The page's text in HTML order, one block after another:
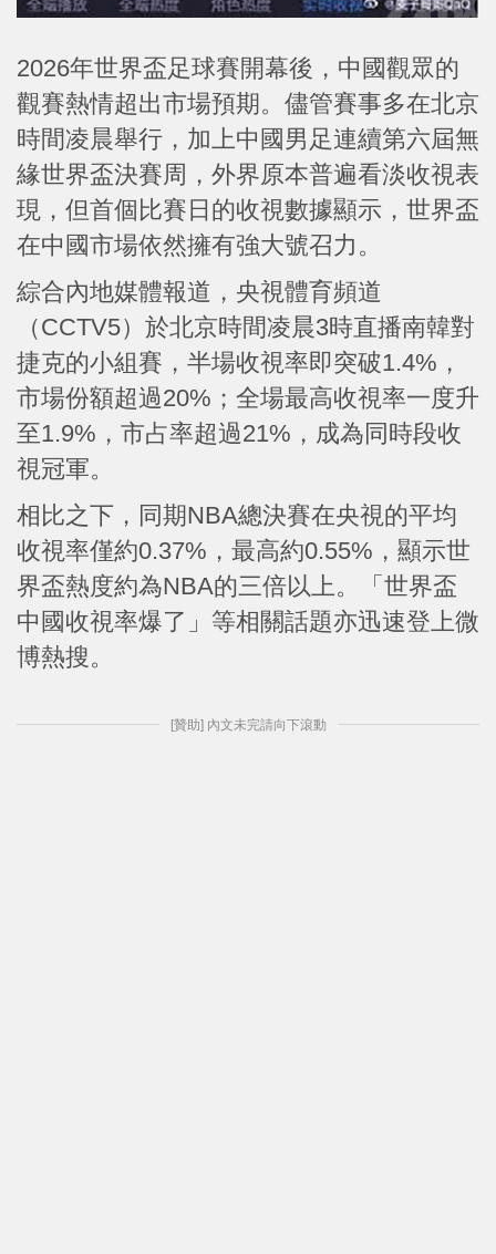
2026年世界盃足球賽開幕後，中國觀眾的
觀賽熱情超出市場預期。儘管賽事多在北京
時間凌晨舉行，加上中國男足連續第六屆無
緣世界盃決賽周，外界原本普遍看淡收視表
現，但首個比賽日的收視數據顯示，世界盃
在中國市場依然擁有強大號召力。
綜合內地媒體報道，央視體育頻道
（CCTV5）於北京時間凌晨3時直播南韓對
捷克的小組賽，半場收視率即突破1.4%，
市場份額超過20%；全場最高收視率一度升
至1.9%，市占率超過21%，成為同時段收
視冠軍。
相比之下，同期NBA總決賽在央視的平均
收視率僅約0.37%，最高約0.55%，顯示世
界盃熱度約為NBA的三倍以上。「世界盃
中國收視率爆了」等相關話題亦迅速登上微
博熱搜。
[贊助] 內文未完請向下滾動